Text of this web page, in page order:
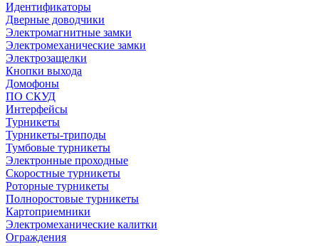
Идентификаторы
Дверные доводчики
Электромагнитные замки
Электромеханические замки
Электрозащелки
Кнопки выхода
Домофоны
ПО СКУД
Интерфейсы
Турникеты
Турникеты-триподы
Тумбовые турникеты
Электронные проходные
Скоростные турникеты
Роторные турникеты
Полноростовые турникеты
Картоприемники
Электромеханические калитки
Ограждения